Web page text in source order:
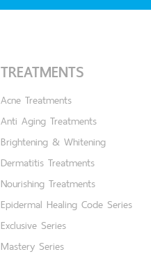
TREATMENTS
Acne Treatments
Anti Aging Treatments
Brightening & Whitening
Dermatitis Treatments
Nourishing Treatments
Epidermal Healing Code Series
Exclusive Series
Mastery Series